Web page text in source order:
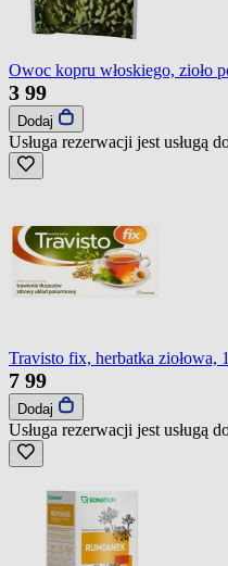
Owoc kopru włoskiego, zioło
3 99
Dodaj
Usługa rezerwacji jest usługą
Travisto fix, herbatka ziołowa,
7 99
Dodaj
Usługa rezerwacji jest usługą